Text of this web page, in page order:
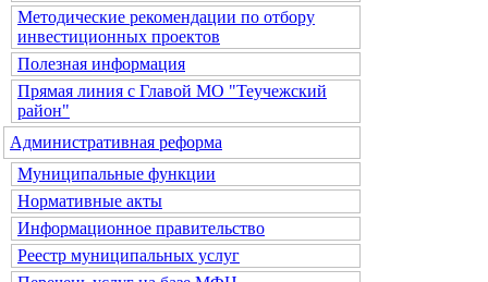
Методические рекомендации по отбору
инвестиционных проектов
Полезная информация
Прямая линия с Главой МО "Теучежский
район"
Административная реформа
Муниципальные функции
Нормативные акты
Информационное правительство
Реестр муниципальных услуг